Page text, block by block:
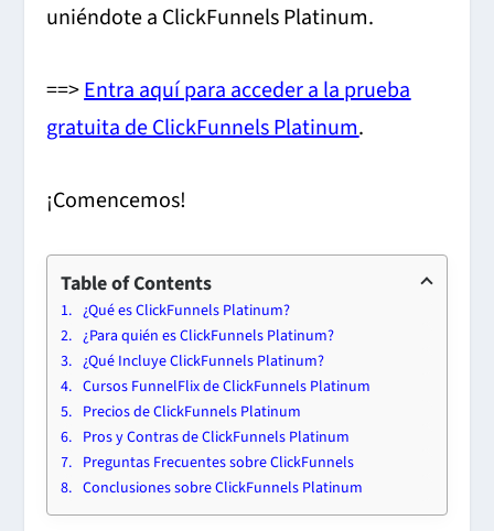
uniéndote a ClickFunnels Platinum.
==>Entra aquí para acceder a la prueba
gratuita de ClickFunnels Platinum.
¡Comencemos!
Table of Contents
¿Qué es ClickFunnels Platinum?
¿Para quién es ClickFunnels Platinum?
¿Qué Incluye ClickFunnels Platinum?
Cursos FunnelFlix de ClickFunnels Platinum
Precios de ClickFunnels Platinum
Pros y Contras de ClickFunnels Platinum
Preguntas Frecuentes sobre ClickFunnels
Conclusiones sobre ClickFunnels Platinum